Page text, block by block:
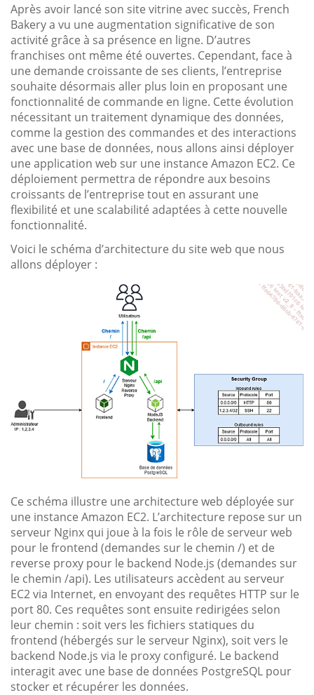
Après avoir lancé son site vitrine avec succès, French
Bakery a vu une augmentation significative de son
activité grâce à sa présence en ligne. D’autres
franchises ont même été ouvertes. Cependant, face à
une demande croissante de ses clients, l’entreprise
souhaite désormais aller plus loin en proposant une
fonctionnalité de commande en ligne. Cette évolution
nécessitant un traitement dynamique des données,
comme la gestion des commandes et des interactions
avec une base de données, nous allons ainsi déployer
une application web sur une instance Amazon EC2. Ce
déploiement permettra de répondre aux besoins
croissants de l’entreprise tout en assurant une
flexibilité et une scalabilité adaptées à cette nouvelle
fonctionnalité.
Voici le schéma d’architecture du site web que nous
allons déployer :
Ce schéma illustre une architecture web déployée sur
une instance Amazon EC2. L’architecture repose sur un
serveur Nginx qui joue à la fois le rôle de serveur web
pour le frontend (demandes sur le chemin /) et de
reverse proxy pour le backend Node.js (demandes sur
le chemin /api). Les utilisateurs accèdent au serveur
EC2 via Internet, en envoyant des requêtes HTTP sur le
port 80. Ces requêtes sont ensuite redirigées selon
leur chemin : soit vers les fichiers statiques du
frontend (hébergés sur le serveur Nginx), soit vers le
backend Node.js via le proxy configuré. Le backend
interagit avec une base de données PostgreSQL pour
stocker et récupérer les données.